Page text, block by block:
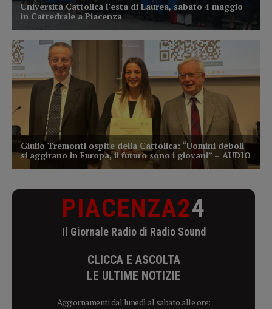
PIACENZA24
Il Giornale Radio di Radio Sound
CLICCA E ASCOLTA
LE ULTIME NOTIZIE
Aggiornamenti dal lunedì al sabato alle ore: